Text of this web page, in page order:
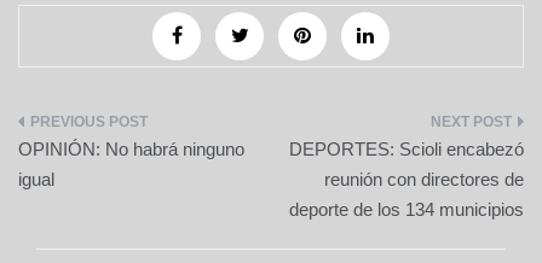
Navegación
de
OPINIÓN: No habrá ninguno
igual
DEPORTES: Scioli encabezó
reunión con directores de
deporte de los 134 municipios